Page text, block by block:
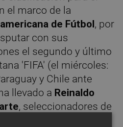
el marco de la
de Fútbol, por
con sus
el segundo y último
'FIFA' (el miércoles:
y Chile ante
llevado a Reinaldo
, seleccionadores de
a